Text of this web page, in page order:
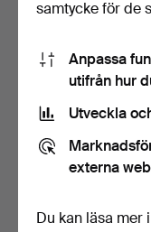
OIDENTIFIERAD
KONSTNÄR. Olja på
34 bud
454 USD
samtycke för de
Anpassa
utifrån hur
Utveckla
externa
Du kan läsa mer